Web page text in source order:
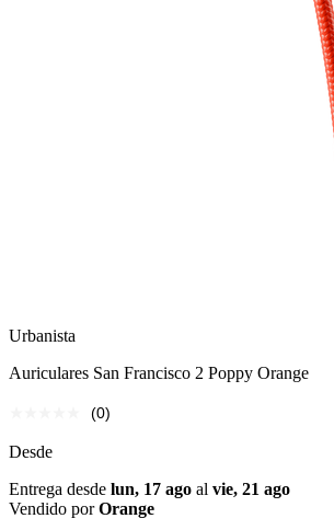
Urbanista
Auriculares San Francisco 2 Poppy Orange
(0)
Desde
Entrega desde lun, 17 ago al vie, 21 ago
Vendido porOrange